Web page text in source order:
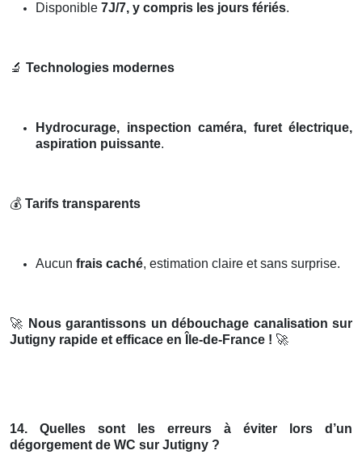
Disponible 7J/7, y compris les jours fériés.
🔬 Technologies modernes
Hydrocurage, inspection caméra, furet électrique,
aspiration puissante.
💰 Tarifs transparents
Aucun frais caché, estimation claire et sans surprise.
🚀 Nous garantissons un débouchage canalisation sur
Jutigny rapide et efficace en Île-de-France ! 🚀
14. Quelles sont les erreurs à éviter lors d’un
dégorgement de WC sur Jutigny ?